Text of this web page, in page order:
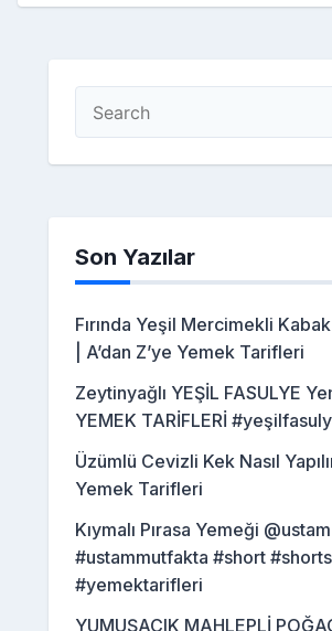
Son Yazılar
Fırında Yeşil Mercimekli
| A’dan Z’ye Yemek Tarifleri
Zeytinyağlı YEŞİL FASULYE
YEMEK TARİFLERİ
Üzümlü Cevizli Kek Nasıl
Yemek Tarifleri
Kıymalı Pırasa Yemeği
#ustammutfakta #short
#yemektarifleri
YUMUŞACIK MAHLEPLİ